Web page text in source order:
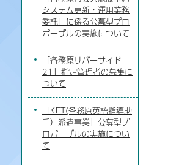
システム更新・運用業務
委託」に係る公募型プロ
ポーザルの実施について
「各務原リバーサイド
21」指定管理者の募集に
ついて
「KET(各務原英語指導助
手）派遣事業」公募型プ
ロポーザルの実施につい
て